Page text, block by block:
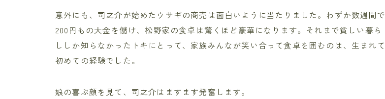
意外にも、司之介が始めたウサギの商売は面白いように当たりました。わずか数週間で
200円もの大金を儲け、松野家の食卓は驚くほど豪華になります。それまで貧しい暮ら
ししか知らなかったトキにとって、家族みんなが笑い合って食卓を囲むのは、生まれて
初めての経験でした。
娘の喜ぶ顔を見て、司之介はますます発奮します。